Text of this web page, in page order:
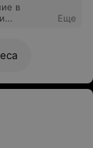
в
а в
всякое
что-
Еще